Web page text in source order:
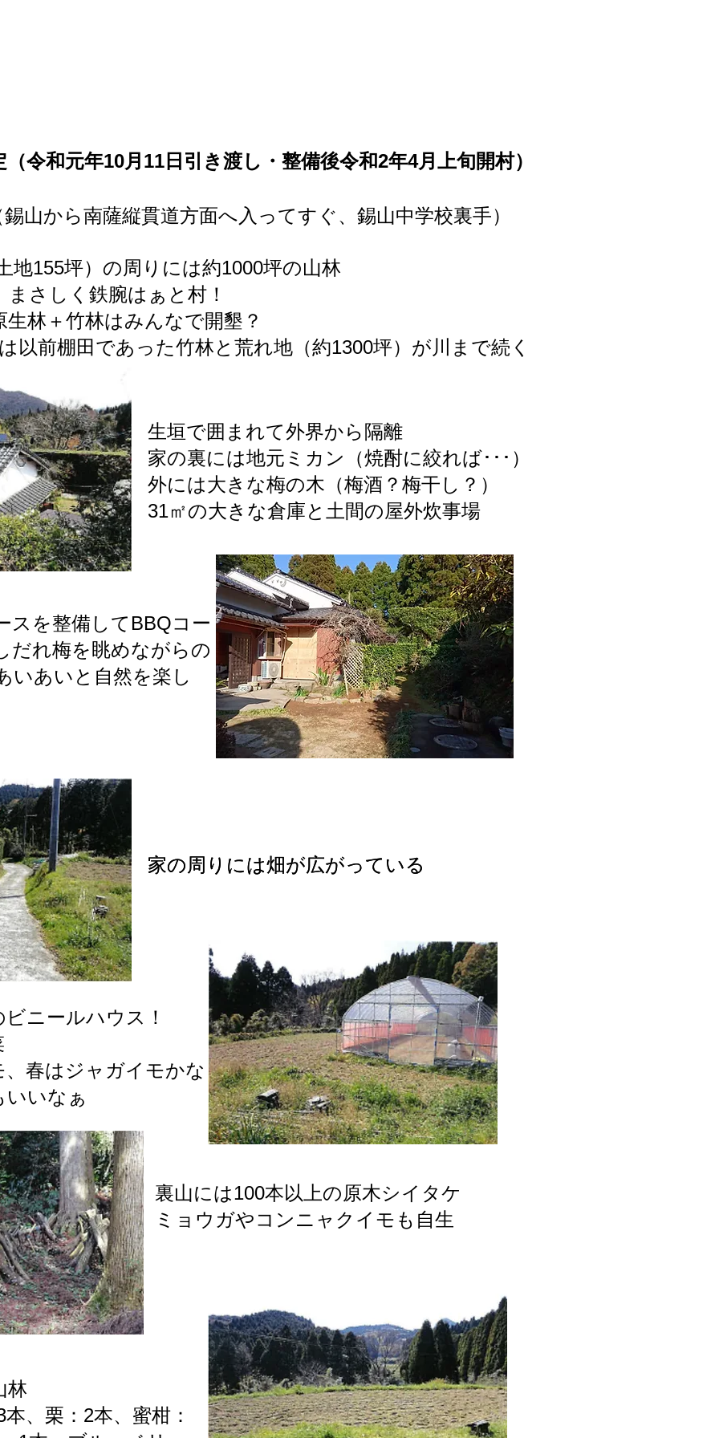
令和元年10月11日引き渡し・整備後令和2年4月上旬開村）
山から南薩縦貫道方面へ入ってすぐ、錫山中学校裏手）
地155坪）の周りには約1000坪の山林
さしく鉄腕はぁと村！
林＋竹林はみんなで開墾？
以前棚田であった竹林と荒れ地（約1300坪）が川まで続く
​生垣で囲まれて外界から隔離
家の裏には地元ミカン（焼酎に絞れば･･･）
外には大きな梅の木（梅酒？梅干し？）
31㎡の大きな倉庫と土間の屋外炊事場
スを整備してBBQコー
だれ梅を眺めながらの
いあいと自然を楽し
家の周りには畑が広がっている
家の周りには畑が広がっている
ニールハウス！
春はジャガイモかな
いなぁ
裏山には100本以上の原木シイタケ
ミョウガやコンニャクイモも自生
林
、栗：2本、蜜柑：